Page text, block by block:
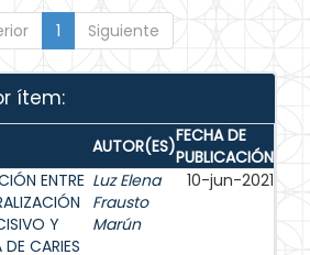
1 Siguiente
ítem:
AUTOR(ES)FECHA DE
PUBLICACIÓN
ENTRE
Y
DE CARIES
Luz Elena
Frausto
Marún
10-jun-2021